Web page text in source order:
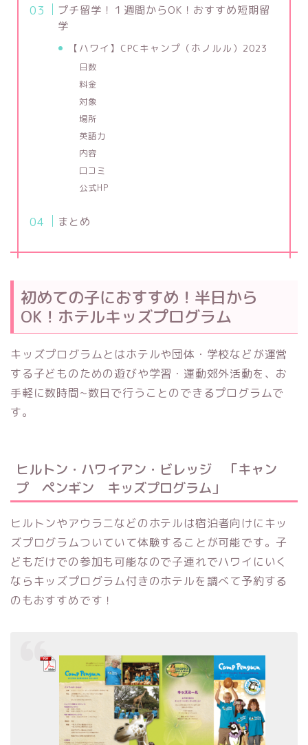
プチ留学！１週間からOK！おすすめ短期留
学
【ハワイ】CPCキャンプ（ホノルル）2023
日数
料金
対象
場所
英語力
内容
口コミ
公式HP
まとめ
初めての子におすすめ！半日から
OK！ホテルキッズプログラム
キッズプログラムとはホテルや団体・学校などが運営
する子どものための遊びや学習・運動郊外活動を、お
手軽に数時間~数日で行うことのできるプログラムで
す。
ヒルトン・ハワイアン・ビレッジ 「キャン
プ ペンギン キッズプログラム」
ヒルトンやアウラニなどのホテルは宿泊者向けにキッ
ズプログラムついていて体験することが可能です。子
どもだけでの参加も可能なので子連れでハワイにいく
ならキッズプログラム付きのホテルを調べて予約する
のもおすすめです！